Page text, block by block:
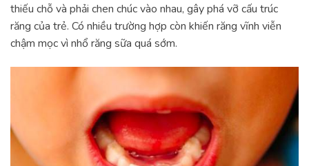
thiếu chỗ và phải chen chúc vào nhau, gây phá vỡ cấu trúc
răng của trẻ. Có nhiều trường hợp còn khiến răng vĩnh viễn
chậm mọc vì nhổ răng sữa quá sớm.